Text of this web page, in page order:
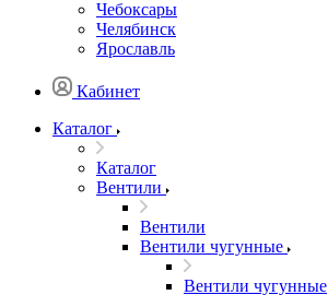
Чебоксары
Челябинск
Ярославль
Кабинет
Каталог
Каталог
Вентили
Вентили
Вентили чугунные
Вентили чугунные